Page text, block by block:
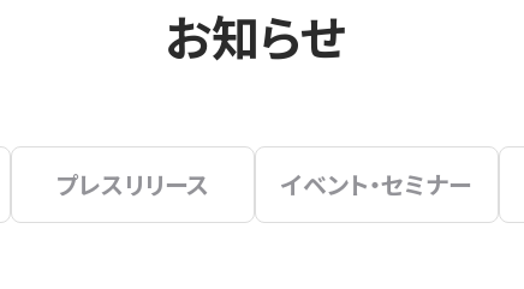
お知らせ
プレスリリース イベント・セミナー